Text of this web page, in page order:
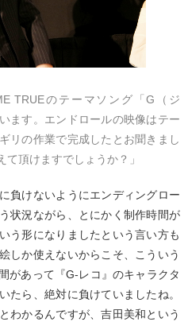
TRUEのテーマソング「G（ジ
ます。エンドロールの映像はテー
リの作業で完成したとお聞きまし
頂けますでしょうか？」
負けないようにエンディングロー
状況ながら、とにかく制作時間が
う形になりましたという言い方も
しか使えないからこそ、こういう
があって『G-レコ』のキャラクタ
たら、絶対に負けていましたね。
わかるんですが、吉田美和という